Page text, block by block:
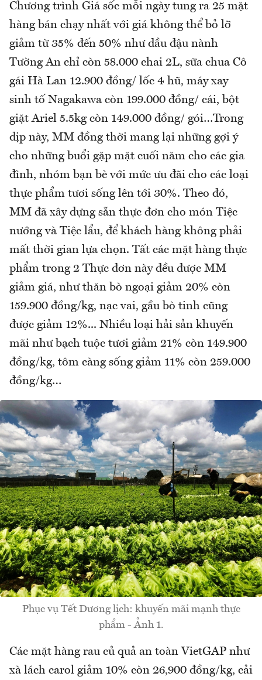
Chương trình Giá sốc mỗi ngày tung ra 25 mặt
hàng bán chạy nhất với giá không thể bỏ lỡ
giảm từ 35% đến 50% như dầu đậu nành
Tường An chỉ còn 58.000 chai 2L, sữa chua Cô
gái Hà Lan 12.900 đồng/ lốc 4 hũ, máy xay
sinh tố Nagakawa còn 199.000 đồng/ cái, bột
giặt Ariel 5.5kg còn 149.000 đồng/ gói…Trong
dịp này, MM đồng thời mang lại những gợi ý
cho những buổi gặp mặt cuối năm cho các gia
đình, nhóm bạn bè với mức ưu đãi cho các loại
thực phẩm tươi sống lên tới 30%. Theo đó,
MM đã xây dựng sẵn thực đơn cho món Tiệc
nướng và Tiệc lẩu, để khách hàng không phải
mất thời gian lựa chọn. Tất các mặt hàng thực
phẩm trong 2 Thực đơn này đều được MM
giảm giá, như thăn bò ngoại giảm 20% còn
159.900 đồng/kg, nạc vai, gầu bò tinh cũng
được giảm 12%... Nhiều loại hải sản khuyến
mãi như bạch tuộc tươi giảm 21% còn 149.900
đồng/kg, tôm càng sống giảm 11% còn 259.000
đồng/kg…
Phục vụ Tết Dương lịch: khuyến mãi mạnh thực
phẩm - Ảnh 1.
Các mặt hàng rau củ quả an toàn VietGAP như
xà lách carol giảm 10% còn 26,900 đồng/kg, cải